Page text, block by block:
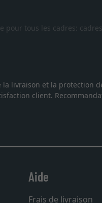
pour tous les cadres:
livraison et la protection
client.
Aide
Frais de livraison